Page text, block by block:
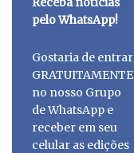
pelo WhatsApp!
Gostaria de entrar
GRATUITAMENTE
no nosso Grupo
de WhatsApp e
receber em seu
celular as edições